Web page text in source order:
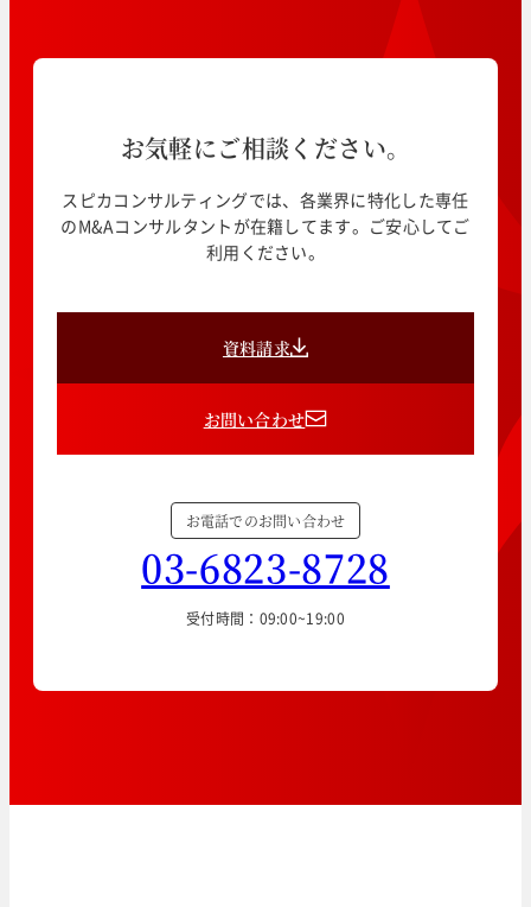
お気軽にご相談ください。
スピカコンサルティングでは、各業界に特化した専任
のM&Aコンサルタントが在籍してます。ご安心してご
利用ください。
資料請求
お問い合わせ
お電話でのお問い合わせ
03-6823-8728
受付時間：09:00~19:00